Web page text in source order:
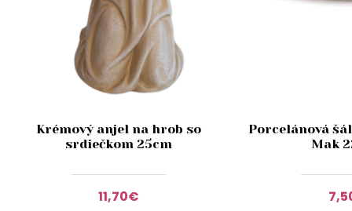
Krémový anjel na hrob so
srdiečkom 25cm
11,70€
Porcelánová
Mak